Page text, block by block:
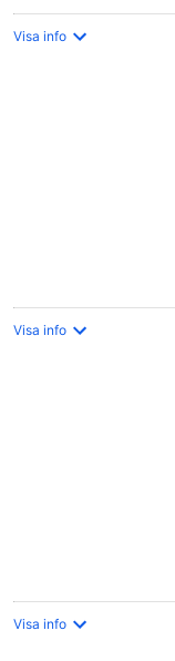
Visa info
Visa info
Visa info